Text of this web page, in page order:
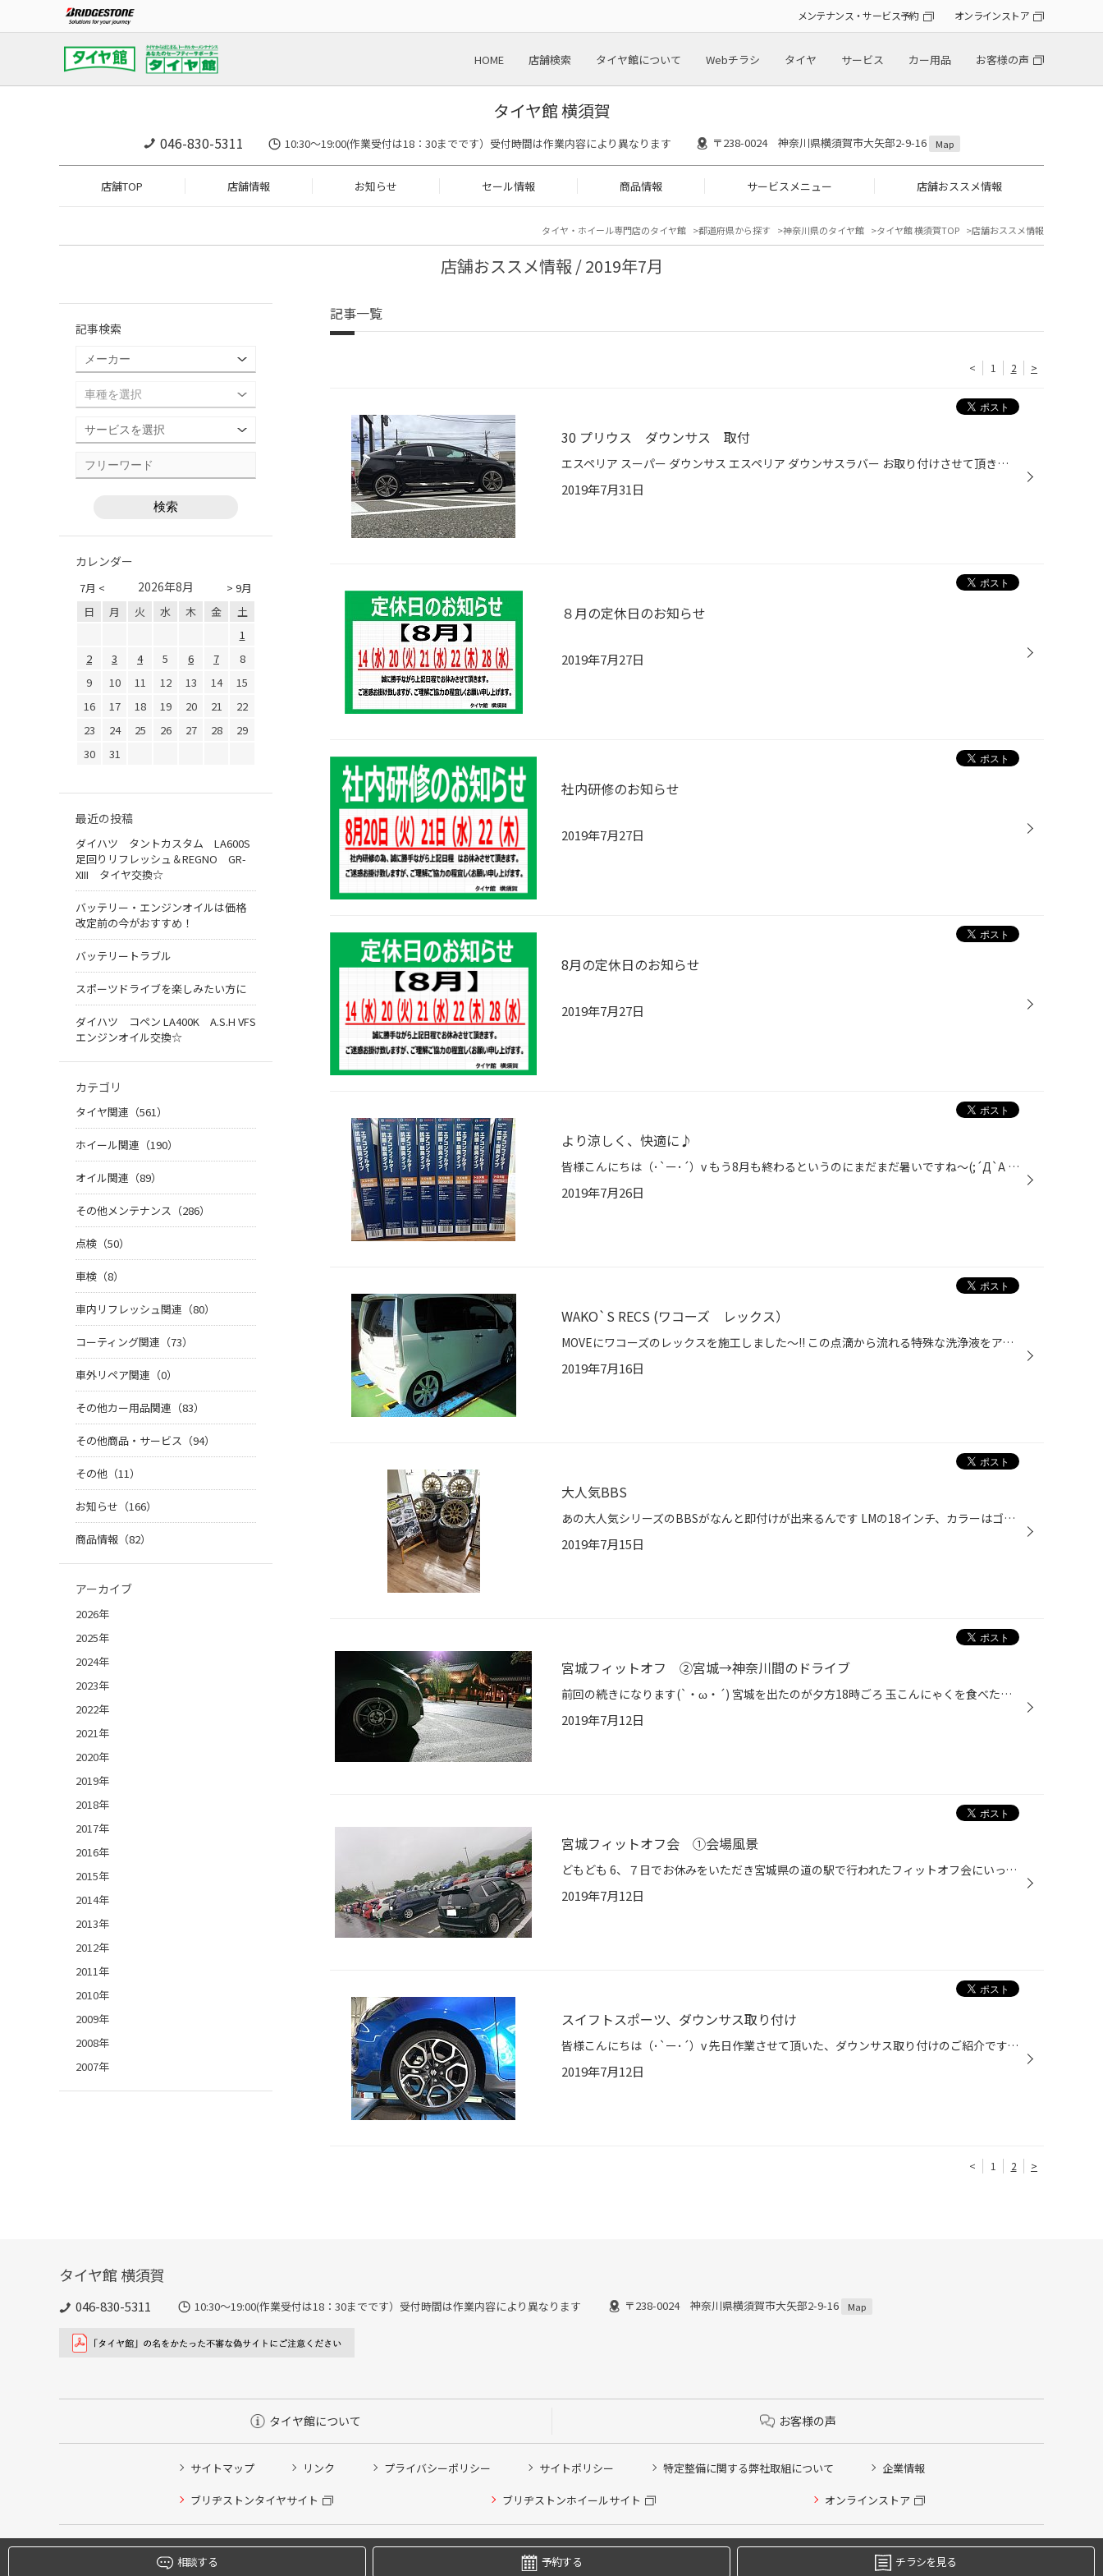
メンテナンス・サービス予約 オンラインストア
HOME 店舗検索 タイヤ館について Webチラシ タイヤ サービス カー用品 お客様の声
タイヤ館 横須賀
046-830-5311 10:30～19:00(作業受付は18：30までです）受付時間は作業内容により異なります 〒238-0024 神奈川県横須賀市大矢部2-9-16 Map
店舗TOP 店舗情報 お知らせ セール情報 商品情報 サービスメニュー 店舗おススメ情報
タイヤ・ホイール専門店のタイヤ館 都道府県から探す 神奈川県のタイヤ館 タイヤ館 横須賀TOP 店舗おススメ情報
店舗おススメ情報 / 2019年7月
記事一覧
< 1 2 >
30 プリウス ダウンサス 取付
エスペリア スーパー ダウンサス エスペリア ダウンサスラバー お取り付けさせて頂きました。 上記写真がダウンサス取り付け前の全体写真です。 ホイールが大きいだけに十分迫力がありますが！ 近い写真だと、確かに隙間が気になりますね。 そして、作業実施後の写真がこちら！！ やはり見た目がガ...
2019年7月31日
８月の定休日のお知らせ
2019年7月27日
社内研修のお知らせ
2019年7月27日
8月の定休日のお知らせ
2019年7月27日
より涼しく、快適に♪
皆様こんにちは（･`ー･´）v もう8月も終わるというのにまだまだ暑いですね～(;´Д`A ``` 今後も熱中症などにはお気を付けて下さいませ♪ そんな暑い日が続く中でお車をお使いの方、エアコン使いますよね？ エアコンスイッチを入れたら嫌な臭いがしたり、風量が弱く感じられたりはないですか？ タイヤ...
2019年7月26日
WAKO`S RECS (ワコーズ レックス）
MOVEにワコーズのレックスを施工しました～!! この点滴から流れる特殊な洗浄液をアイドリング状態でエンジン内部に吸入させて、溜まった 汚れをきれいに洗浄することで、エンジン本来の性能を蘇らせます！（多走行車お奨め） １燃費改善 ２振動低減 ３パワー回復 ４アイドリング安定 ５有害排出ガス...
2019年7月16日
大人気BBS
あの大人気シリーズのBBSがなんと即付けが出来るんです LMの18インチ、カラーはゴールドです。 興味がある方は是非タイヤ館横須賀までお越しください！
2019年7月15日
宮城フィットオフ ②宮城→神奈川間のドライブ
前回の続きになります(`・ω・´) 宮城を出たのが夕方18時ごろ 玉こんにゃくを食べたりしてたら時間が過ぎていきましたｗｗ 帰りは高速を使い寄りたかった場所によっての帰宅です！！ こちらは羽生PAでの一枚です 江戸を催したPAであり建物が古風で絶対に寄ろう！！と思い立ち寄りました！！ 今現在履...
2019年7月12日
宮城フィットオフ会 ①会場風景
どもども 6、７日でお休みをいただき宮城県の道の駅で行われたフィットオフ会にいってきました！！ どこかで高速を乗ろうとして気づいたら会場まで下道レーシングをしてましたｗｗ 今回は約30台ほど集まりました(`・ω・´) 色んないじり方のフィットがいて先月の埼玉オフ会で仲良くなった主催様のフ...
2019年7月12日
スイフトスポーツ、ダウンサス取り付け
皆様こんにちは（･`ー･´）v 先日作業させて頂いた、ダウンサス取り付けのご紹介です。 車種:スズキ スイフトスポーツ 商品:テイン ダウンサス HIGH.TECH ビフォー:フロント アフター:フロント ビフォー:リヤ アフター:リヤ タイヤとフェンダーアーチの隙間の違い、わかるでしょうか? かなりスポーテ...
2019年7月12日
< 1 2 >
記事検索
カレンダー
7月 < > 9月
2026年8月
日 月 火 水 木 金
土
1
2
3 4 5 6 7
8
9
10 11 12 13 14
15
16
17 18 19 20 21
22
23
24 25 26 27 28
29
30
31
最近の投稿
ダイハツ タントカスタム LA600S
足回りリフレッシュ＆REGNO GR-
XIII タイヤ交換☆
バッテリー・エンジンオイルは価格
改定前の今がおすすめ！
バッテリートラブル
スポーツドライブを楽しみたい方に
ダイハツ コペン LA400K A.S.H VFS
エンジンオイル交換☆
カテゴリ
タイヤ関連（561）
ホイール関連（190）
オイル関連（89）
その他メンテナンス（286）
点検（50）
車検（8）
車内リフレッシュ関連（80）
コーティング関連（73）
車外リペア関連（0）
その他カー用品関連（83）
その他商品・サービス（94）
その他（11）
お知らせ（166）
商品情報（82）
アーカイブ
2026年
2025年
2024年
2023年
2022年
2021年
2020年
2019年
2018年
2017年
2016年
2015年
2014年
2013年
2012年
2011年
2010年
2009年
2008年
2007年
タイヤ館 横須賀
046-830-5311 10:30～19:00(作業受付は18：30までです）受付時間は作業内容により異なります 〒238-0024 神奈川県横須賀市大矢部2-9-16 Map
タイヤ館について お客様の声
サイトマップ リンク プライバシーポリシー サイトポリシー 特定整備に関する弊社取組について 企業情報
ブリヂストンタイヤサイト ブリヂストンホイールサイト オンラインストア
Copyright © 2024 Bridgestone Retail Co.,Ltd. All rights Reserved.
相談する 予約する チラシを見る
タイヤ点検・安全点検/タイヤ履き替え/オイル交換/その他ピット作業の予約
クローク契約会員専用タイヤ履き替え※タイヤ履き替えを希望のクローク契約会員の方はこちらを選択ください
本日のタイヤ履き替え順番待ち予約 ※クローク契約会員の方はご利用いただけません